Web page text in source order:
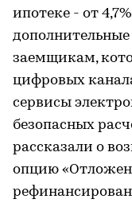
ипотеке - от
заемщикам,
цифровых
сервисы
безопасных
рассказали о
опцию